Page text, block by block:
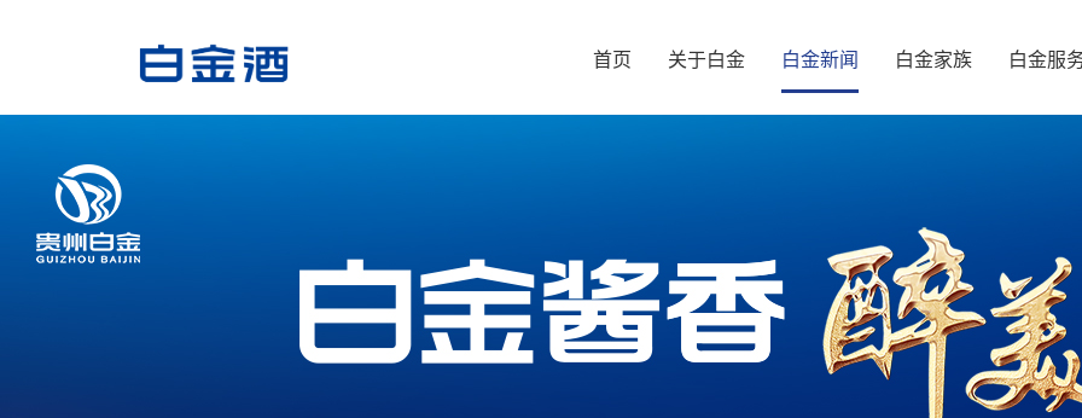
首页 关于白金 白金新闻 白金家族 白金服